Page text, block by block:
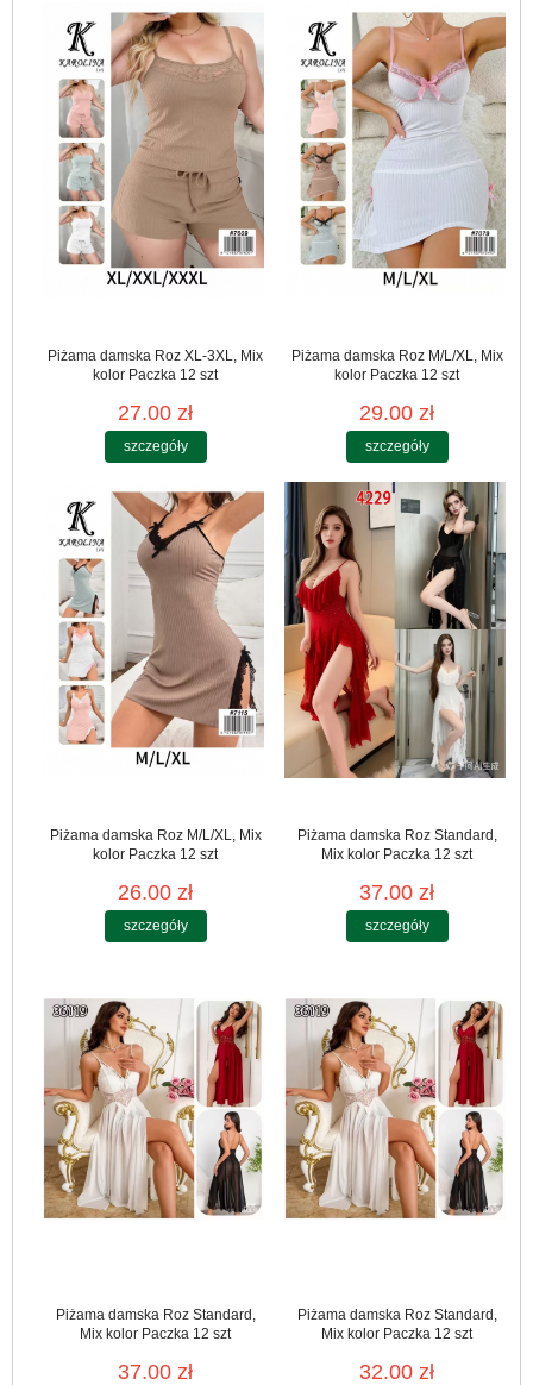
Piżama damska Roz XL-3XL, Mix
kolor Paczka 12 szt
27.00 zł
szczegóły
Piżama damska Roz M/L/XL, Mix
kolor Paczka 12 szt
29.00 zł
szczegóły
Piżama damska Roz M/L/XL, Mix
kolor Paczka 12 szt
26.00 zł
szczegóły
Piżama damska Roz Standard,
Mix kolor Paczka 12 szt
37.00 zł
szczegóły
Piżama damska Roz Standard,
Mix kolor Paczka 12 szt
37.00 zł
Piżama damska Roz Standard,
Mix kolor Paczka 12 szt
32.00 zł